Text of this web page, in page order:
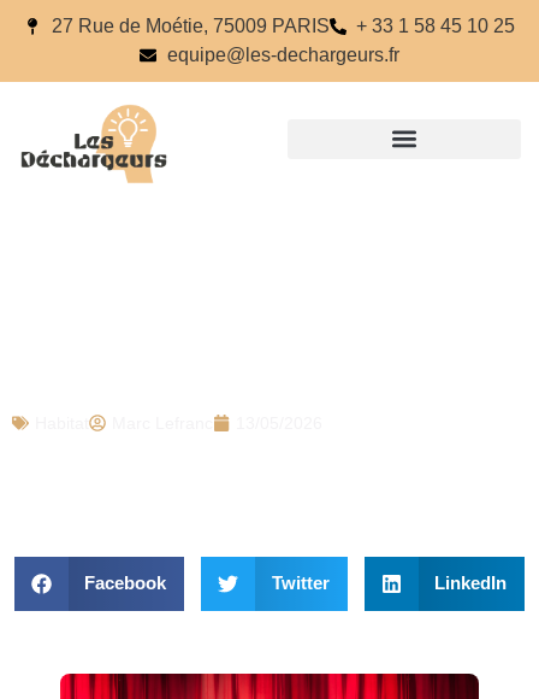
27 Rue de Moétie, 75009 PARIS
+ 33 1 58 45 10 25
equipe@les-dechargeurs.fr
Facebook Twitter LinkedIn